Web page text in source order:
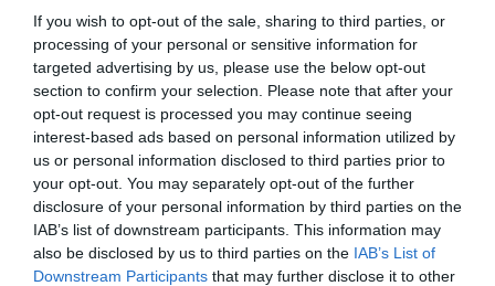
If you wish to opt-out of the sale, sharing to third parties, or
processing of your personal or sensitive information for
targeted advertising by us, please use the below opt-out
section to confirm your selection. Please note that after your
opt-out request is processed you may continue seeing
interest-based ads based on personal information utilized by
us or personal information disclosed to third parties prior to
your opt-out. You may separately opt-out of the further
disclosure of your personal information by third parties on the
IAB’s list of downstream participants. This information may
also be disclosed by us to third parties on the IAB’s List of
Downstream Participants that may further disclose it to other
previous post
“Cercate l’antica madre!”. Enea autoctono e le bufale
immigrazioniste
next post
Banca Carige, ecco la nuova patata bollente della crisi bancaria
italiana
YOU MAY ALSO LIKE